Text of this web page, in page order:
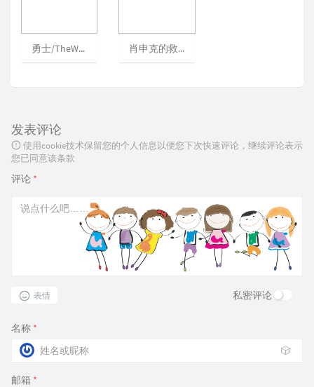
勇士/TheWarriors[可播放] 肖申克的救赎/TheShawshankRedemption/月黑高飞(港)/刺激1995(台)[可播放]
发表评论
使用cookie技术保留您的个人信息以便您下次快速评论，继续评论表示
您已同意该条款
评论 *
表情 私密评论
名称 *
🎲
邮箱 *